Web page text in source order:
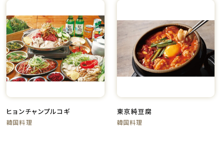
ヒョンチャンプルコギ
韓国料理
東京純豆腐
韓国料理